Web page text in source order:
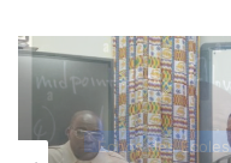
Échos des Écoles